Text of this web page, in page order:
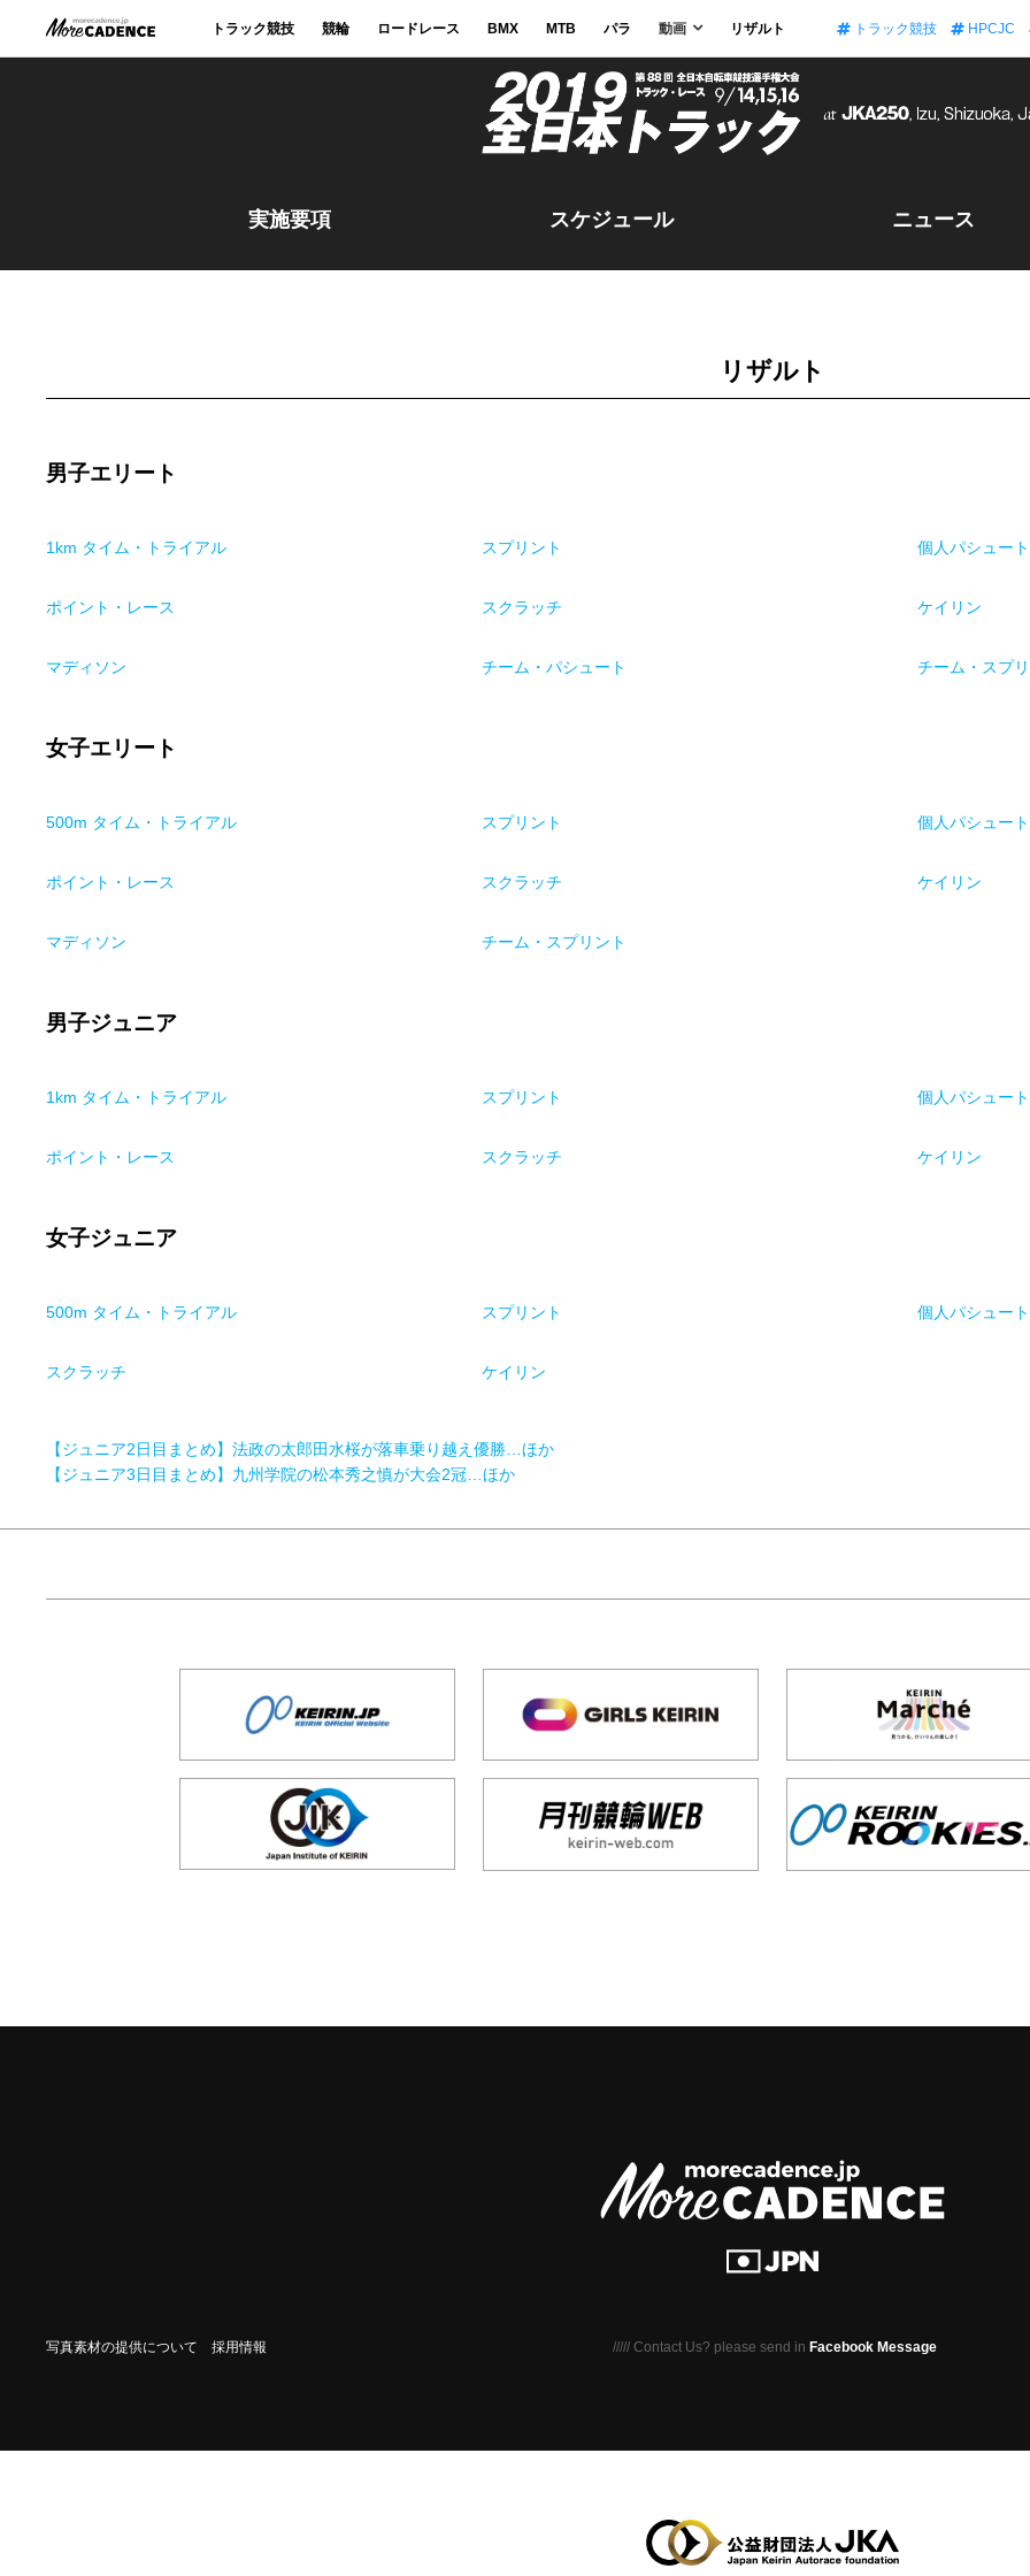
トラック競技 競輪 ロードレース BMX MTB パラ 動画 リザルト トラック競技 HPCJC
実施要項 スケジュール ニュース
リザルト
男子エリート
1km タイム・トライアル スプリント 個人パシュート
ポイント・レース スクラッチ ケイリン
マディソン チーム・パシュート チーム・スプ
女子エリート
500m タイム・トライアル スプリント 個人パシュート
ポイント・レース スクラッチ ケイリン
マディソン チーム・スプリント
男子ジュニア
1km タイム・トライアル スプリント 個人パシュート
ポイント・レース スクラッチ ケイリン
女子ジュニア
500m タイム・トライアル スプリント 個人パシュート
スクラッチ ケイリン
【ジュニア2日目まとめ】法政の太郎田水桜が落車乗り越え優勝…ほか
【ジュニア3日目まとめ】九州学院の松本秀之慎が大会2冠…ほか
写真素材の提供について 採用情報 ///// Contact Us? please send in Facebook Message